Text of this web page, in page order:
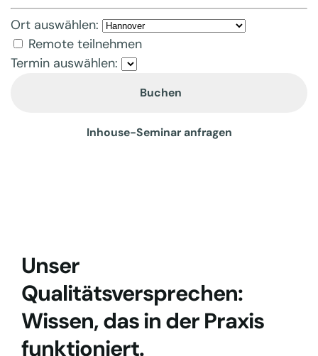
Ort auswählen:
Remote teilnehmen
Termin auswählen:
Buchen
Inhouse-Seminar anfragen
Unser
Qualitätsversprechen:
Wissen, das in der Praxis
funktioniert.